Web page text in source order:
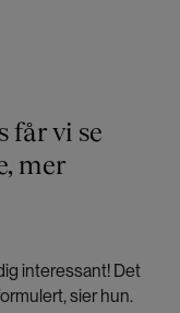
får vi se
mer
interessant! Det
sier hun.